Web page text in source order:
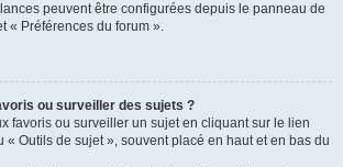
peuvent être configurées depuis le panneau de
« Préférences du forum ».
ou surveiller des sujets ?
favoris ou surveiller un sujet en cliquant sur le lien
« Outils de sujet », souvent placé en haut et en bas du